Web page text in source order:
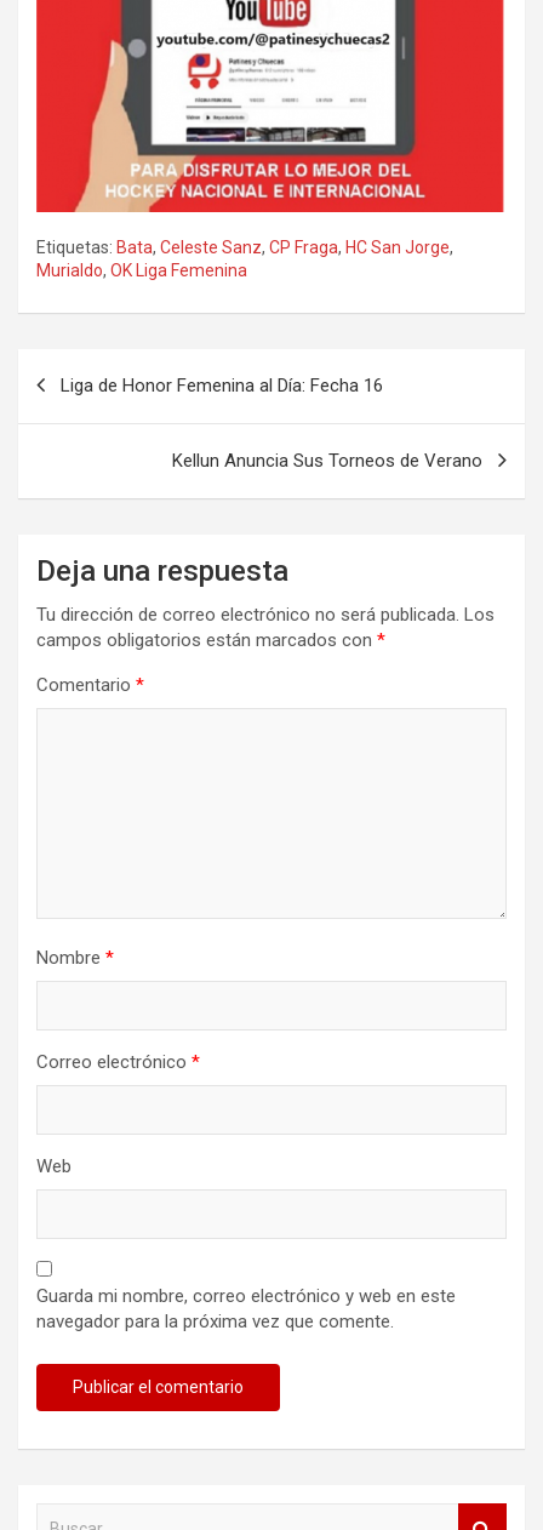
Etiquetas: Bata, Celeste Sanz, CP Fraga, HC San Jorge,
Murialdo, OK Liga Femenina
Liga de Honor Femenina al Día: Fecha 16
Kellun Anuncia Sus Torneos de Verano
Deja una respuesta
Tu dirección de correo electrónico no será publicada. Los
campos obligatorios están marcados con *
Comentario *
Nombre *
Correo electrónico *
Web
Guarda mi nombre, correo electrónico y web en este
navegador para la próxima vez que comente.